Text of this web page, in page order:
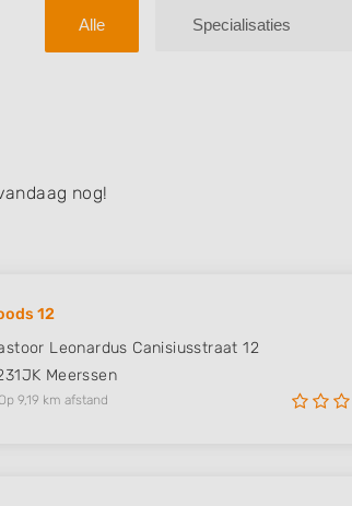
Alle
nog!
12
Leonardus Canisiusstraat 12
Meerssen
Op 9,19 km afstand